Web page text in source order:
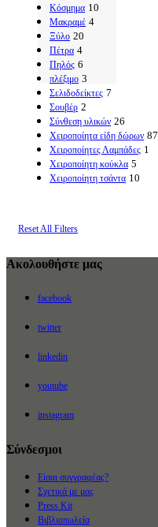
Κόσμημα 10
Μακραμέ 4
Ξύλο 20
Πέτρα 4
Πηλός 6
πλέξιμο 3
Σελιδοδείκτες 7
Σουβέρ 2
Σύνθεση υλικών 26
Χειροποίητα είδη δώρων 87
Χειροποίητες Λαμπάδες 1
Χειροποίητη κούκλα 5
Χειροποίητη τσάντα 10
Reset All Filters
Ακολουθήστε μας
facebook
twitter
linkedin
youtube
instagram
Σύνδεσμοι
Είσαι συγγραφέας?
Σχετικά με μας
Press Kit
Βιβλιοπωλεία